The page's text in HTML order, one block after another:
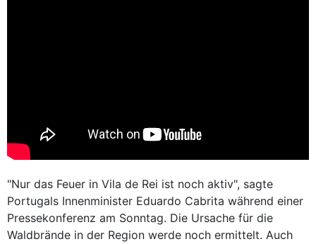
"Nur das Feuer in Vila de Rei ist noch aktiv", sagte
Portugals Innenminister Eduardo Cabrita während einer
Pressekonferenz am Sonntag. Die Ursache für die
Waldbrände in der Region werde noch ermittelt. Auch